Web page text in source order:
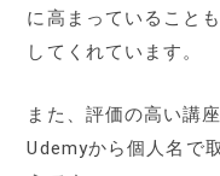
に高まっていること
してくれています。
また、評価の高い講
Udemyから個人名で